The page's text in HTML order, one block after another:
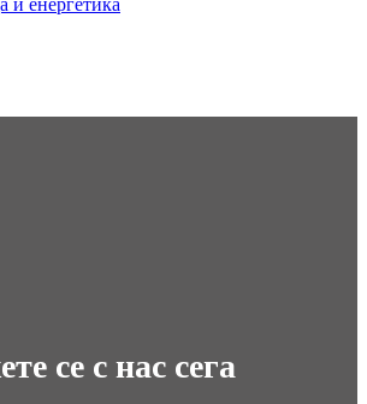
и енергетика
се с нас сега